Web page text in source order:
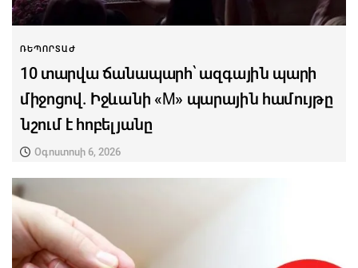
ՌԵՊՈՐՏԱԺ
10 տարվա ճանապարհ՝ ազգային պարի
միջոցով. Իջևանի «M» պարային համույթը
նշում է հոբելյանը
Օգոստոսի 6, 2026